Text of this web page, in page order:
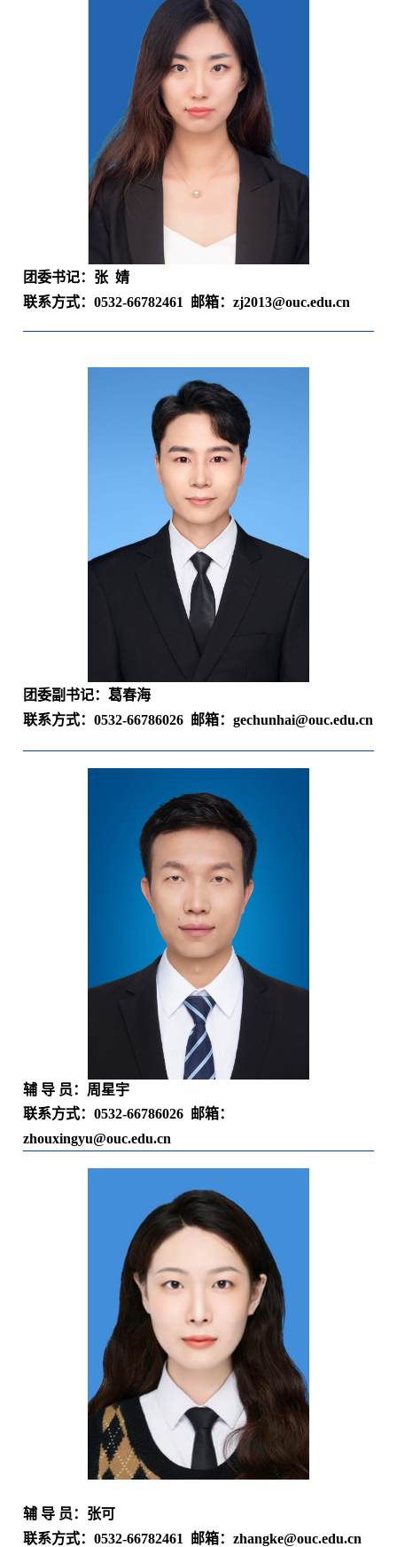
团委书记：张 婧
联系方式：0532-66782461 邮箱：zj2013@ouc.edu.cn
团委副书记：葛春海
联系方式：0532-66786026 邮箱：gechunhai@ouc.edu.cn
辅 导 员：周星宇
联系方式：0532-66786026 邮箱：
zhouxingyu@ouc.edu.cn
辅 导 员：张可
联系方式：0532-66782461 邮箱：zhangke@ouc.edu.cn